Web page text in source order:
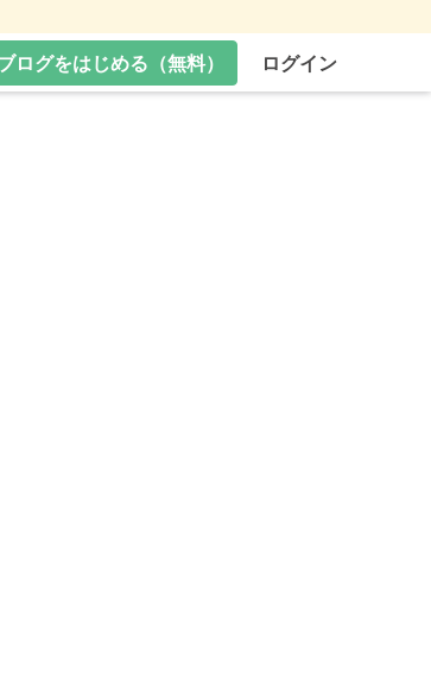
ログをはじめる（無料）
ログイン